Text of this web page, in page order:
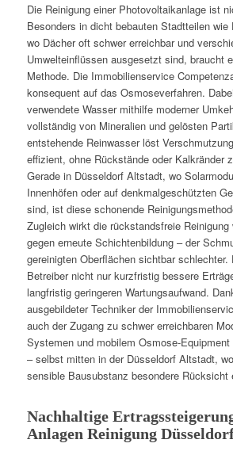
Die Reinigung einer Photovoltaikanlage ist
Besonders in dicht bebauten Stadtteilen
wo Dächer oft schwer erreichbar und
Umwelteinflüssen ausgesetzt sind, braucht
Methode. Die Immobilienservice
konsequent auf das Osmoseverfahren.
verwendete Wasser mithilfe moderner
vollständig von Mineralien und gelösten
entstehende Reinwasser löst
effizient, ohne Rückstände oder Kalkränder
Gerade in Düsseldorf Altstadt, wo
Innenhöfen oder auf denkmalgeschützten
sind, ist diese schonende
Zugleich wirkt die rückstandsfreie
gegen erneute Schichtenbildung – der
gereinigten Oberflächen sichtbar schlechter.
Betreiber nicht nur kurzfristig bessere
langfristig geringeren Wartungsaufwand.
ausgebildeter Techniker der
auch der Zugang zu schwer erreichbaren
Systemen und mobilem Osmose-
– selbst mitten in der Düsseldorf Altstadt,
sensible Bausubstanz besondere Rücksicht
Nachhaltige
Anlagen Reinigung